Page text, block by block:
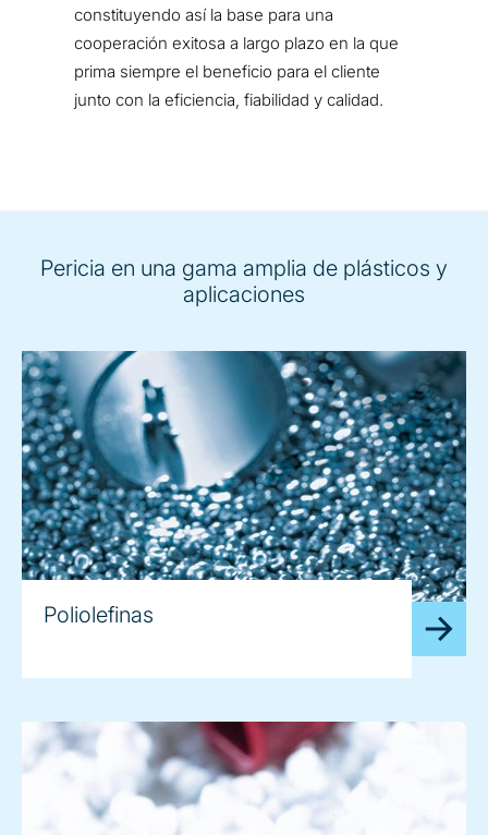
constituyendo así la base para una
cooperación exitosa a largo plazo en la que
prima siempre el beneficio para el cliente
junto con la eficiencia, fiabilidad y calidad.
Pericia en una gama amplia de plásticos y
aplicaciones
Poliolefinas